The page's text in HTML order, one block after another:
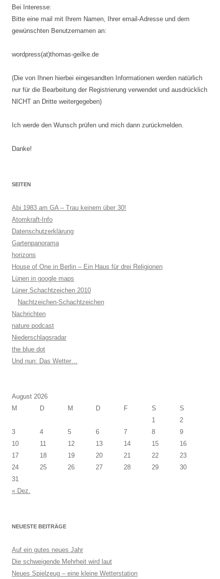
Bei Interesse:
Bitte eine mail mit Ihrem Namen, Ihrer email-Adresse und dem
gewünschten Benutzernamen an:
wordpress(at)thomas-geilke.de
(Die von Ihnen hierbei eingesandten Informationen werden natürlich
nur für die Bearbeitung der Registrierung verwendet und ausdrücklich
NICHT an Dritte weitergegeben)
Ich werde den Wunsch prüfen und mich dann zurückmelden.
Danke!
SEITEN
Abi 1983 am GA – Trau keinem über 30!
Atomkraft-Info
Datenschutzerklärung
Gartenpanorama
horizons
House of One in Berlin – Ein Haus für drei Religionen
Lünen in google maps
Lüner Schachtzeichen 2010
Nachtzeichen-Schachtzeichen
Nachrichten
nature podcast
Niederschlagsradar
the blue dot
Und nun: Das Wetter…
August 2026
M
D M D F S
S
1
2
3
4 5 6 7 8
9
10
11 12 13 14 15
16
17
18 19 20 21 22
23
24
25 26 27 28 29
30
31
« Dez.
NEUESTE BEITRÄGE
Auf ein gutes neues Jahr
Die schweigende Mehrheit wird laut
Neues Spielzeug – eine kleine Wetterstation